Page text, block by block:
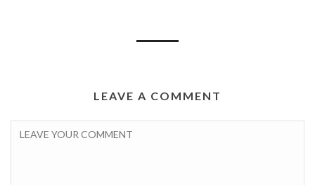
LEAVE A COMMENT